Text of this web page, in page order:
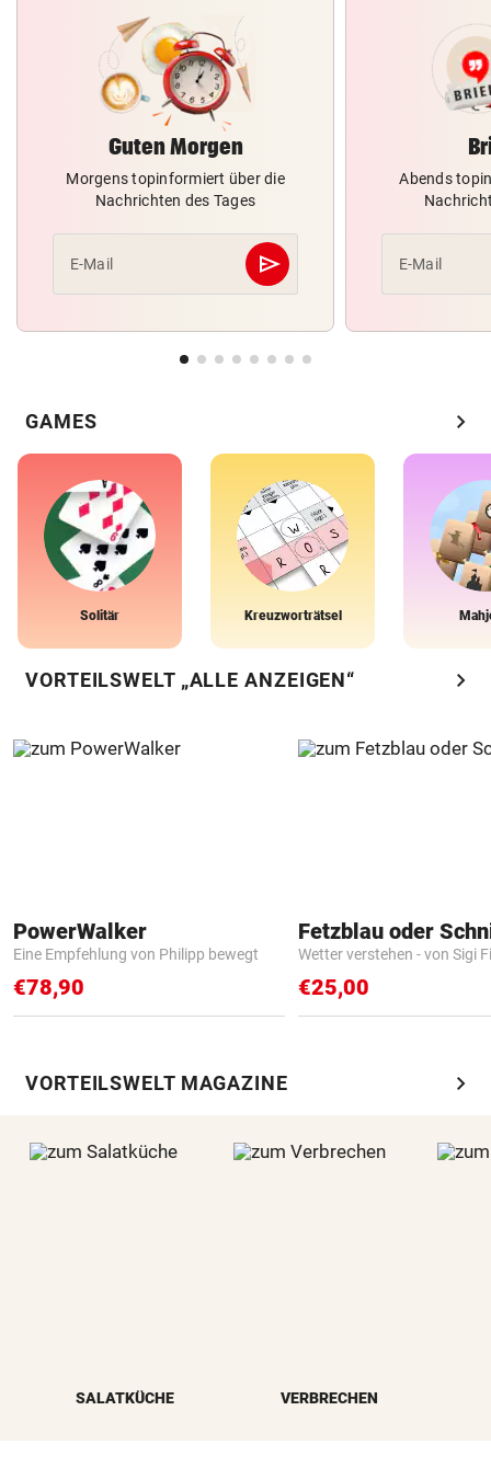
Guten Morgen
Morgens topinformiert über die
Nachrichten des Tages
E-Mail send
Abschicken
Abends
E-Mail
GAMES chevron_right
Solitär Kreuzworträtsel
VORTEILSWELT „ALLE ANZEIGEN“ chevron_right
PowerWalker
Eine Empfehlung von Philipp bewegt
€78,90
Fetzblau oder
Wetter verstehen - von Sigi
€25,00
VORTEILSWELT MAGAZINE chevron_right
SALATKÜCHE VERBRECHEN